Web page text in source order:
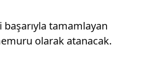
başarıyla tamamlayan
olarak atanacak.